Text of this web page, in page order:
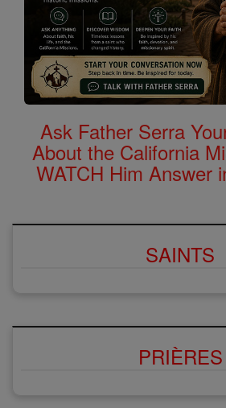
Ask Father Serra
About the California
WATCH Him Answer
SAINTS
PRIÈRES